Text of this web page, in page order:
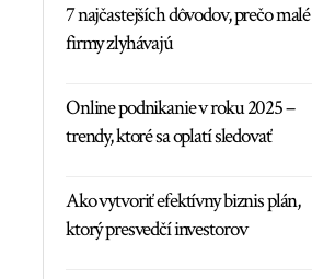
7 najčastejších dôvodov, prečo malé
firmy zlyhávajú
Online podnikanie v roku 2025 –
trendy, ktoré sa oplatí sledovať
Ako vytvoriť efektívny biznis plán,
ktorý presvedčí investorov